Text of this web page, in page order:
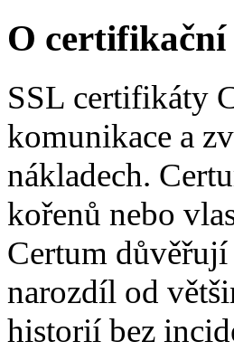
O
SSL certifikáty
komunikace a
nákladech.
kořenů nebo
Certum důvěřují
narozdíl od
historií bez